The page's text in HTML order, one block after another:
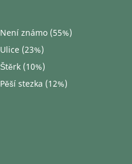
Není známo (55%)
Ulice (23%)
Štěrk (10%)
Pěší stezka (12%)